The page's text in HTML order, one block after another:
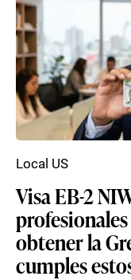
Visa EB-2
obtener la
cumples
Local US